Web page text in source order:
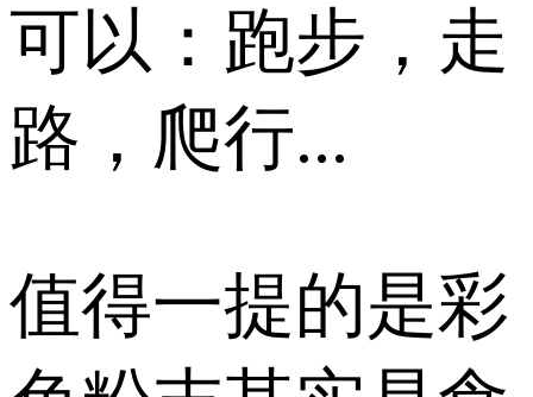
可以：跑步，走
路，爬行...
值得一提的是彩